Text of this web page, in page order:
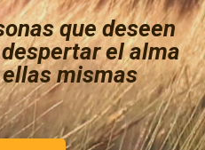
que deseen
el alma
mismas